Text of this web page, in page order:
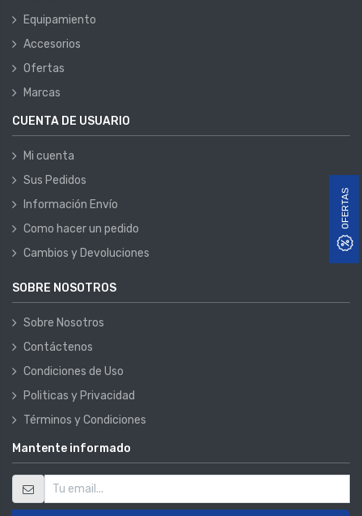
OFERTAS
Equipamiento
Accesorios
Ofertas
Marcas
CUENTA DE USUARIO
Mi cuenta
Sus Pedidos
Información Envío
Como hacer un pedido
Cambios y Devoluciones
SOBRE NOSOTROS
Sobre Nosotros
Contáctenos
Condiciones de Uso
Politicas y Privacidad
Términos y Condiciones
Mantente informado